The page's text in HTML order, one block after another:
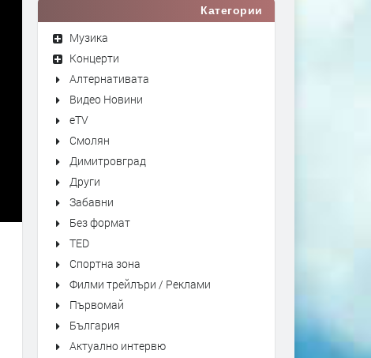
Категории
Музика
Концерти
Алтернативата
Видео Новини
eTV
Смолян
Димитровград
Други
Забавни
Без формат
TED
Спортна зона
Филми трейлъри / Реклами
Първомай
България
Актуално интервю